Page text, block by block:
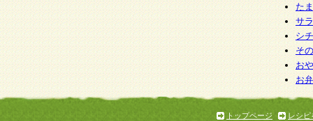
た
サ
シ
そ
お
お
トップページ
レシピ